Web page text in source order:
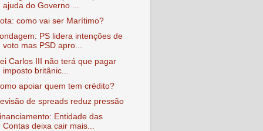
ajuda do Governo ...
como vai ser Marítimo?
PS lidera intenções de
voto mas PSD apro...
Carlos III não terá que pagar
imposto britânic...
apoiar quem tem crédito?
de spreads reduz pressão
Entidade das
Contas deixa cair mais...